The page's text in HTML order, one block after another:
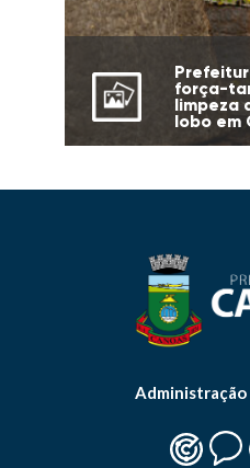
força-
limpeza
lobo em